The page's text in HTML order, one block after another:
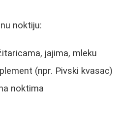
noktiju:
jajima, mleku
(npr. Pivski kvasac)
noktima